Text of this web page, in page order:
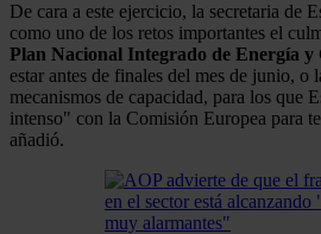
De cara a este ejercicio, la secretaria de
como uno de los retos importantes el
Plan Nacional Integrado de Energía
estar antes de finales del mes de junio, o
mecanismos de capacidad, para los que
intenso" con la Comisión Europea para
añadió.